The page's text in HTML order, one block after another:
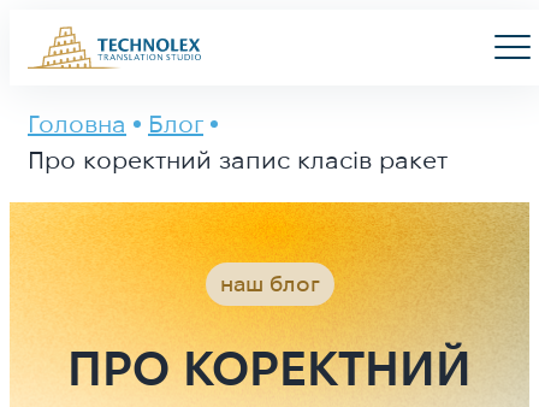
Main Logo
Menu
Головна
Блог
Про коректний запис класів ракет
наш блог
ПРО КОРЕКТНИЙ